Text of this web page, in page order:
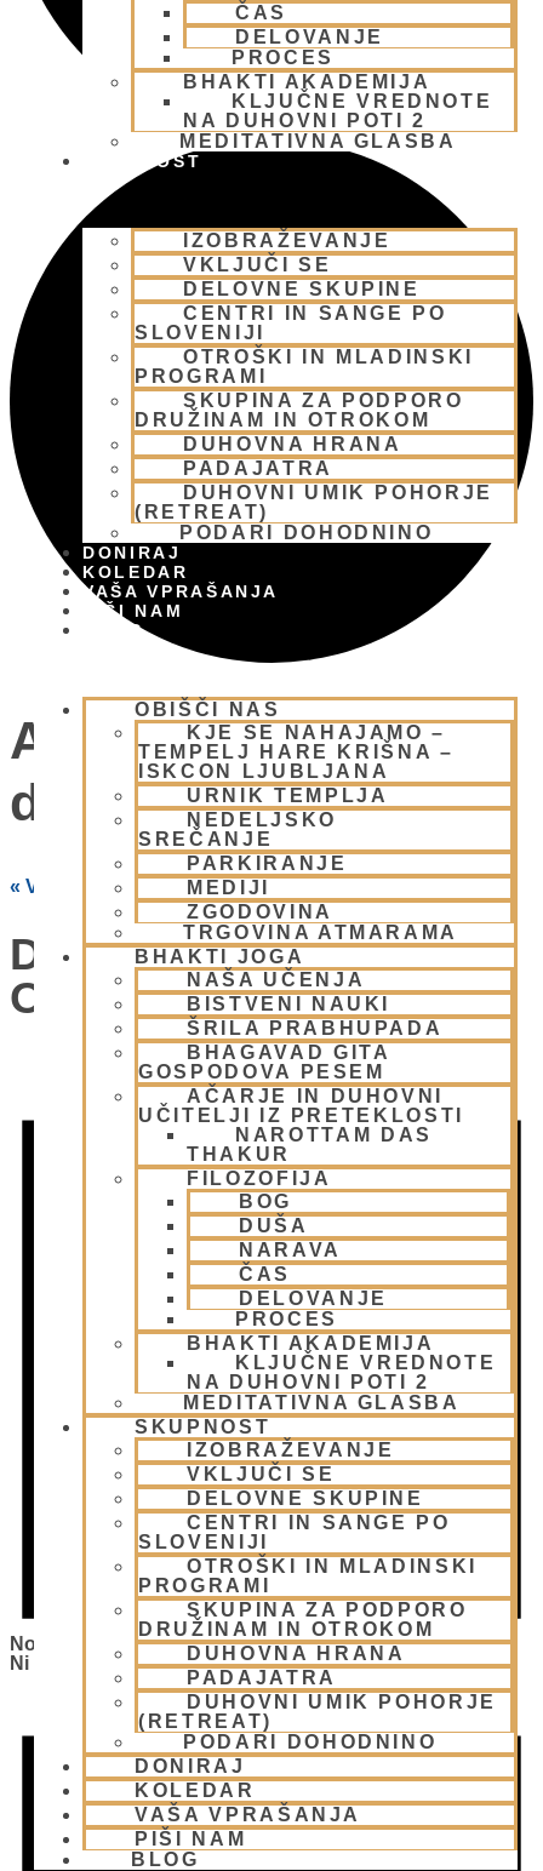
ČAS
DELOVANJE
PROCES
BHAKTI AKADEMIJA
KLJUČNE VREDNOTE
NA DUHOVNI POTI 2
MEDITATIVNA GLASBA
SKUPNOST
IZOBRAŽEVANJE
VKLJUČI SE
DELOVNE SKUPINE
CENTRI IN SANGE PO
SLOVENIJI
OTROŠKI IN MLADINSKI
PROGRAMI
SKUPINA ZA PODPORO
DRUŽINAM IN OTROKOM
DUHOVNA HRANA
PADAJATRA
DUHOVNI UMIK POHORJE
(RETREAT)
PODARI DOHODNINO
DONIRAJ
KOLEDAR
VAŠA VPRAŠANJA
PIŠI NAM
BLOG
OBIŠČI NAS
KJE SE NAHAJAMO –
TEMPELJ HARE KRIŠNA –
ISKCON LJUBLJANA
URNIK TEMPLJA
NEDELJSKO
SREČANJE
PARKIRANJE
MEDIJI
ZGODOVINA
TRGOVINA ATMARAMA
BHAKTI JOGA
NAŠA UČENJA
BISTVENI NAUKI
ŠRILA PRABHUPADA
BHAGAVAD GITA
GOSPODOVA PESEM
AČARJE IN DUHOVNI
UČITELJI IZ PRETEKLOSTI
NAROTTAM DAS
THAKUR
FILOZOFIJA
BOG
DUŠA
NARAVA
ČAS
DELOVANJE
PROCES
BHAKTI AKADEMIJA
KLJUČNE VREDNOTE
NA DUHOVNI POTI 2
MEDITATIVNA GLASBA
SKUPNOST
IZOBRAŽEVANJE
VKLJUČI SE
DELOVNE SKUPINE
CENTRI IN SANGE PO
SLOVENIJI
OTROŠKI IN MLADINSKI
PROGRAMI
SKUPINA ZA PODPORO
DRUŽINAM IN OTROKOM
DUHOVNA HRANA
PADAJATRA
DUHOVNI UMIK POHORJE
(RETREAT)
PODARI DOHODNINO
DONIRAJ
KOLEDAR
VAŠA VPRAŠANJA
PIŠI NAM
BLOG
Ananda Vardhana
das
« Vsi Dogodki
Dogodki Od Tega
Organizator
Notice
Ni Bilo Najdenih Rezultatov.